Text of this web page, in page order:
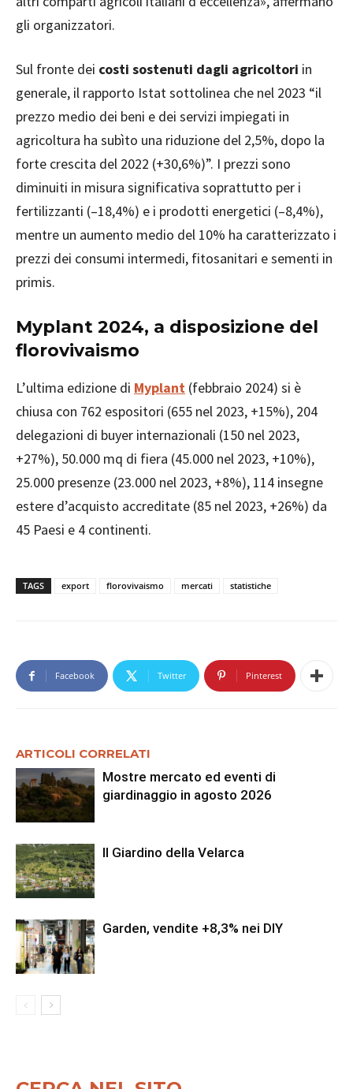
gli organizzatori.
Sul fronte dei costi sostenuti dagli agricoltori in
generale, il rapporto Istat sottolinea che nel 2023 “il
prezzo medio dei beni e dei servizi impiegati in
agricoltura ha subìto una riduzione del 2,5%, dopo la
forte crescita del 2022 (+30,6%)”. I prezzi sono
diminuiti in misura significativa soprattutto per i
fertilizzanti (–18,4%) e i prodotti energetici (–8,4%),
mentre un aumento medio del 10% ha caratterizzato i
prezzi dei consumi intermedi, fitosanitari e sementi in
primis.
Myplant 2024, a disposizione del
florovivaismo
L’ultima edizione di Myplant (febbraio 2024) si è
chiusa con 762 espositori (655 nel 2023, +15%), 204
delegazioni di buyer internazionali (150 nel 2023,
+27%), 50.000 mq di fiera (45.000 nel 2023, +10%),
25.000 presenze (23.000 nel 2023, +8%), 114 insegne
estere d’acquisto accreditate (85 nel 2023, +26%) da
45 Paesi e 4 continenti.
TAGS export florovivaismo mercati statistiche
Facebook Twitter Pinterest
ARTICOLI CORRELATI
Mostre mercato ed eventi di
giardinaggio in agosto 2026
Il Giardino della Velarca
Garden, vendite +8,3% nei DIY